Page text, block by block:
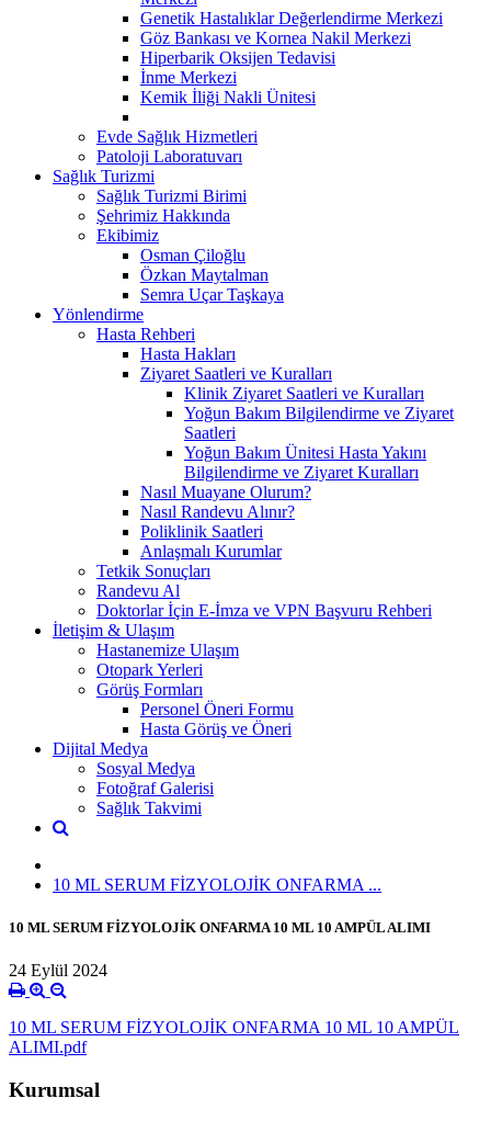
Genetik Hastalıklar Değerlendirme Merkezi
Göz Bankası ve Kornea Nakil Merkezi
Hiperbarik Oksijen Tedavisi
İnme Merkezi
Kemik İliği Nakli Ünitesi
Evde Sağlık Hizmetleri
Patoloji Laboratuvarı
Sağlık Turizmi
Sağlık Turizmi Birimi
Şehrimiz Hakkında
Ekibimiz
Osman Çiloğlu
Özkan Maytalman
Semra Uçar Taşkaya
Yönlendirme
Hasta Rehberi
Hasta Hakları
Ziyaret Saatleri ve Kuralları
Klinik Ziyaret Saatleri ve Kuralları
Yoğun Bakım Bilgilendirme ve Ziyaret
Saatleri
Yoğun Bakım Ünitesi Hasta Yakını
Bilgilendirme ve Ziyaret Kuralları
Nasıl Muayane Olurum?
Nasıl Randevu Alınır?
Poliklinik Saatleri
Anlaşmalı Kurumlar
Tetkik Sonuçları
Randevu Al
Doktorlar İçin E-İmza ve VPN Başvuru Rehberi
İletişim & Ulaşım
Hastanemize Ulaşım
Otopark Yerleri
Görüş Formları
Personel Öneri Formu
Hasta Görüş ve Öneri
Dijital Medya
Sosyal Medya
Fotoğraf Galerisi
Sağlık Takvimi
10 ML SERUM FİZYOLOJİK ONFARMA ...
10 ML SERUM FİZYOLOJİK ONFARMA 10 ML 10 AMPÜL ALIMI
24 Eylül 2024
10 ML SERUM FİZYOLOJİK ONFARMA 10 ML 10 AMPÜL
ALIMI.pdf
Kurumsal